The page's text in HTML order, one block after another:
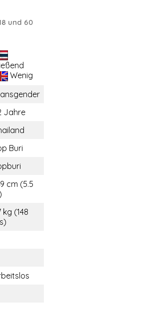
und 60
Wenig
Jahre
Buri
cm (5.5
kg (148